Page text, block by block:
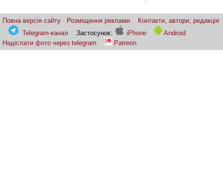
Повна версія сайту Розміщення реклами
Контакти, автори, редакція
Telegram-канал
Застосунок: iPhone
Android
Надіслати фото через telegram
Patreon